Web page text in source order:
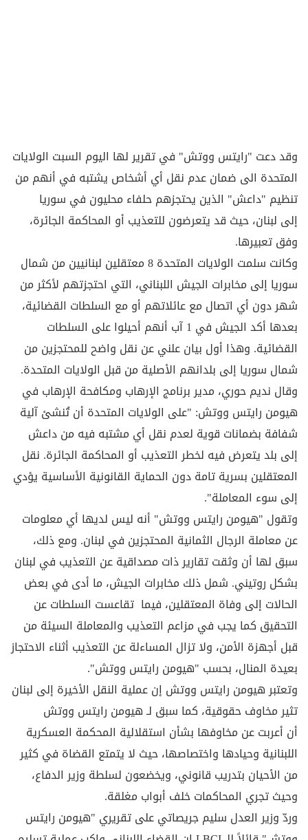
وقد دعت "رايتس ووتش" في تقرير لها اليوم السبت الولايات
المتحدة الى ضمان عدم نقل أي أشخاص يشتبه في أنهم من
تنظيم "داعش" الذين يحتجزهم حلفاء محليون في سوريا
إلى لبنان، حيث قد يتعرضون للتعذيب أو المحاكمة الجائرة،
وفق تعبيرها.
وكانت سلمت الولايات المتحدة 8 معتقلين لبنانيين من شمال
سوريا إلى مخابرات الجيش اللبناني، التي احتجزتهم لأكثر من
شهر دون أي اتصال مع عائلاتهم أو مع السلطات القضائية،
بعدها أكد الجيش في 1 آب أنهم أحيلوا على السلطات
القضائية. وهذا أول بيان علني عن نقل واضح للمحتجزين من
شمال سوريا إلى بلدانهم الأصلية من قبل الولايات المتحدة.
وقال نديم حوري، مدير برنامج الإرهاب ومكافحة الإرهاب في
هيومن رايتس ووتش: "على الولايات المتحدة أن تُنشئ آلية
شفافة بضمانات قوية لعدم نقل أي مشتبه فيه من داعش
إلى بلد يتعرض فيه لخطر التعذيب أو المحاكمة الجائرة. نقل
المعتقلين بسرية تامة دون الحماية القانونية الأساسية يؤدي
إلى سوء المعاملة".
وتقول "هيومن رايتس ووتش" أنه ليس لديها أي معلومات
عن معاملة الرجال الثمانية المحتجزين في لبنان. ومع ذلك،
سبق لها أن وثقت تقارير ذات مصداقية عن التعذيب في لبنان
بشكل روتيني. شمل ذلك مخابرات الجيش، ما أدى في بعض
الحالات إلى وفاة المعتقلين، فيما تقاعست السلطات عن
التحقيق كما يجب في مزاعم التعذيب والمعاملة السيئة من
قبل أجهزة الأمن، ولا تزال المساءلة عن التعذيب أثناء الاحتجاز
بعيدة المنال، بحسب "هيومن رايتس ووتش".
وتعتبر هيومن رايتس ووتش إن عملية النقل الأخيرة إلى لبنان
تثير مخاوف حقوقية، كما سبق لـ هيومن رايتس ووتش
أن أعربت عن مخاوفها بشأن استقلالية المحكمة العسكرية
اللبنانية وحيادها واختصاصها، حيث لا يتمتع القضاة في كثير
من الأحيان بتدريب قانوني، ويخضعون لسلطة وزير الدفاع،
وحيث تجري المحاكمات خلف أبواب مغلقة.
وردّ وزير العدل سليم جريصاتي على تقريري "هيومن رايتس